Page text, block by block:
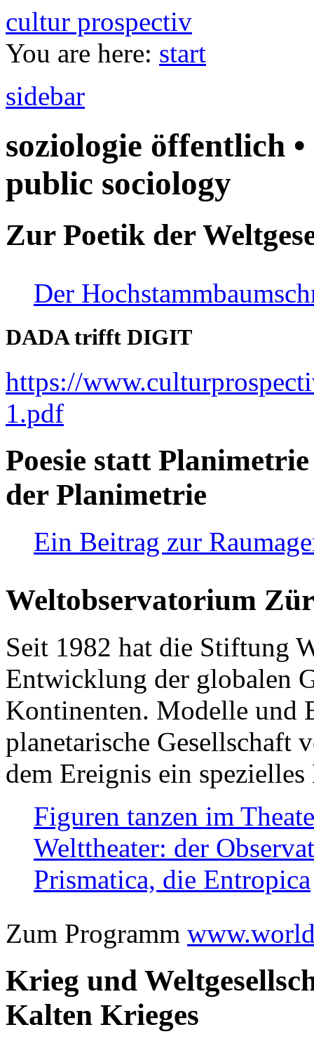
cultur prospectiv
You are here: start
sidebar
soziologie öffentlich
public sociology
Zur Poetik der
Der
DADA trifft DIGIT
https://
1.pdf
Poesie statt
der Planimetrie
Ein Beitrag zur
Weltobservatorium
Seit 1982 hat die Stiftung
Entwicklung der globalen
Kontinenten. Modelle und
planetarische Gesellschaft
dem Ereignis ein
Figuren tanzen im
Welttheater: der
Prismatica, die Entropica
Zum Programm
Krieg und
Kalten Krieges